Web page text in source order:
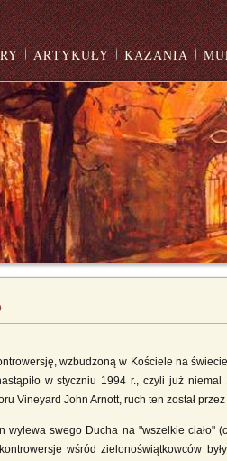
ARTYKUŁY KAZANIA
wzbudzoną w Kościele na
w styczniu 1994 r., czyli już
Vineyard John Arnott, ruch ten został
wylewa swego Ducha na "wszelkie ciało"
wśród zielonoświątkowców